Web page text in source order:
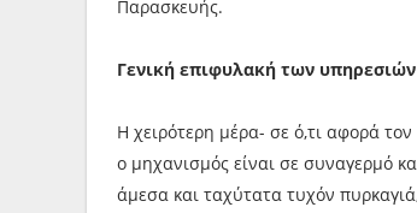
Παρασκευής.
Γενική επιφυλακή των
Η χειρότερη μέρα- σε ό,τι αφορά τον
ο μηχανισμός είναι σε συναγερμό
άμεσα και ταχύτατα τυχόν